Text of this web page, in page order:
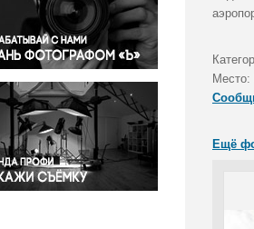
Правосудие
Происшествия и конфликты
Религия
Светская жизнь
Спорт
Экология
Экономика и бизнес
Место:
Ещё